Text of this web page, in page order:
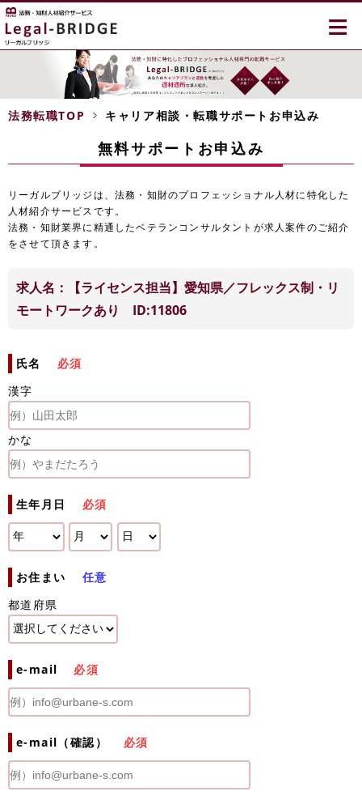
≡
法務転職TOP キャリア相談・転職サポートお申込み
無料サポートお申込み
リーガルブリッジは、法務・知財のプロフェッショナル人材に特化した
人材紹介サービスです。
法務・知財業界に精通したベテランコンサルタントが求人案件のご紹介
をさせて頂きます。
求人名：【ライセンス担当】愛知県／フレックス制・リ
モートワークあり ID:11806
氏名
必須
漢字
かな
生年月日 必須
お住まい
任意
都道府県
e-mail 必須
e-mail（確認） 必須